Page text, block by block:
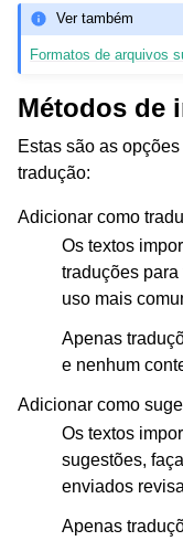
Ver também
Formatos de arquivos
Métodos de
Estas são as
tradução:
Adicionar como
Os textos
traduções
uso mais
Apenas
e nenhum
Adicionar como
Os textos
sugestões,
enviados
Apenas